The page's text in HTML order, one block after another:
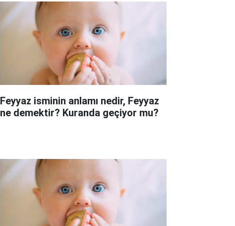
Feyyaz isminin anlamı nedir, Feyyaz
ne demektir? Kuranda geçiyor mu?